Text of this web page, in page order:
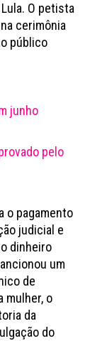
O petista
cerimônia
público
junho
pelo
o pagamento
judicial e
dinheiro
um
de
mulher, o
da
do